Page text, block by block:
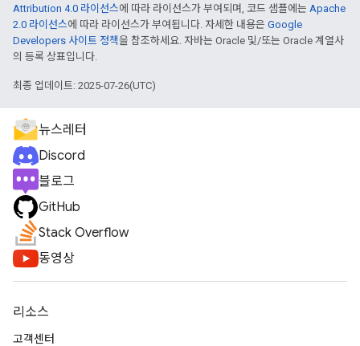
Attribution 4.0 라이선스에 따라 라이선스가 부여되며, 코드 샘플에는 Apache
2.0 라이선스에 따라 라이선스가 부여됩니다. 자세한 내용은 Google
Developers 사이트 정책을 참조하세요. 자바는 Oracle 및/또는 Oracle 계열사
의 등록 상표입니다.
최종 업데이트: 2025-07-26(UTC)
뉴스레터
Discord
블로그
GitHub
Stack Overflow
동영상
리소스
고객센터